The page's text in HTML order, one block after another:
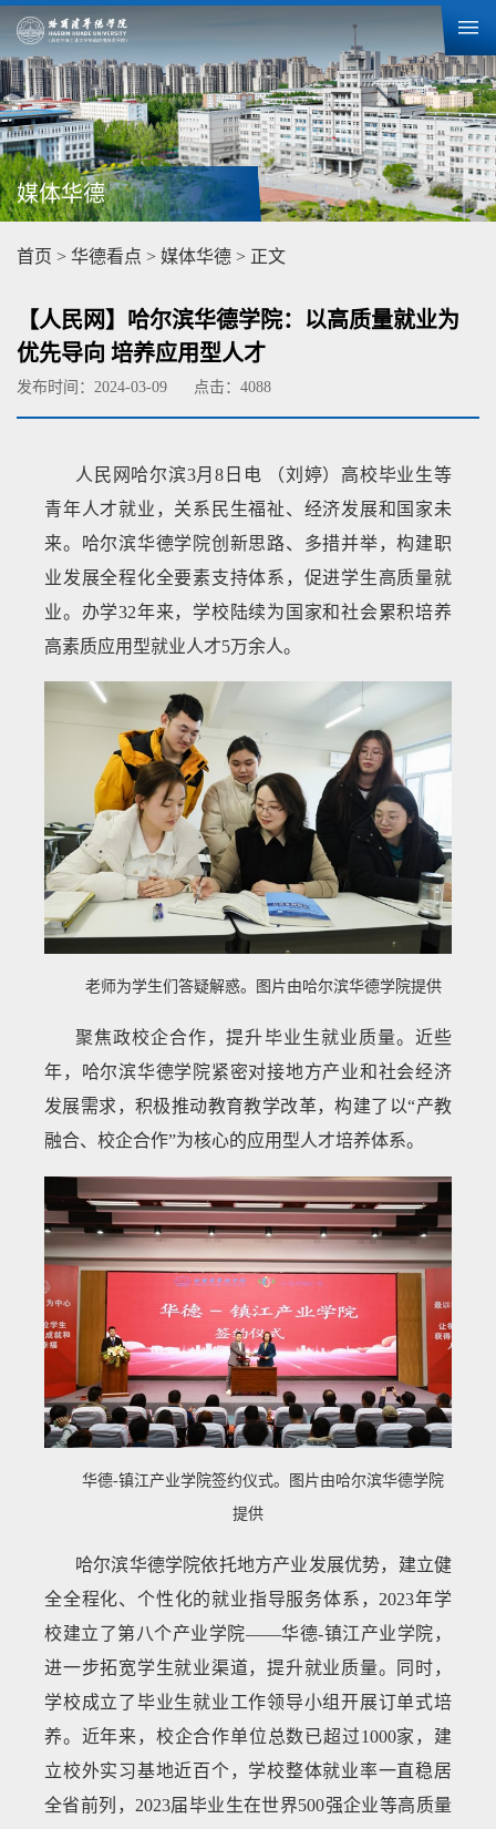
媒体华德
首页 > 华德看点 > 媒体华德 > 正文
【人民网】哈尔滨华德学院：以高质量就业为
优先导向 培养应用型人才
发布时间：2024-03-09 点击： 4088
人民网哈尔滨3月8日电 （刘婷）高校毕业生等
青年人才就业，关系民生福祉、经济发展和国家未
来。哈尔滨华德学院创新思路、多措并举，构建职
业发展全程化全要素支持体系，促进学生高质量就
业。办学32年来，学校陆续为国家和社会累积培养
高素质应用型就业人才5万余人。
老师为学生们答疑解惑。图片由哈尔滨华德学院提供
聚焦政校企合作，提升毕业生就业质量。近些
年，哈尔滨华德学院紧密对接地方产业和社会经济
发展需求，积极推动教育教学改革，构建了以“产教
融合、校企合作”为核心的应用型人才培养体系。
华德-镇江产业学院签约仪式。图片由哈尔滨华德学院
提供
哈尔滨华德学院依托地方产业发展优势，建立健
全全程化、个性化的就业指导服务体系，2023年学
校建立了第八个产业学院——华德-镇江产业学院，
进一步拓宽学生就业渠道，提升就业质量。同时，
学校成立了毕业生就业工作领导小组开展订单式培
养。近年来，校企合作单位总数已超过1000家，建
立校外实习基地近百个，学校整体就业率一直稳居
全省前列，2023届毕业生在世界500强企业等高质量